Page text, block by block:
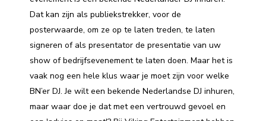
Dat kan zijn als publiekstrekker, voor de
posterwaarde, om ze op te laten treden, te laten
signeren of als presentator de presentatie van uw
show of bedrijfsevenement te laten doen. Maar het is
vaak nog een hele klus waar je moet zijn voor welke
BN’er DJ. Je wilt een bekende Nederlandse DJ inhuren,
maar waar doe je dat met een vertrouwd gevoel en